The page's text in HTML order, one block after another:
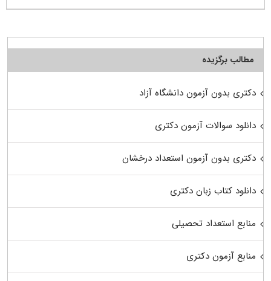
مطالب برگزیده
دکتری بدون آزمون دانشگاه آزاد
دانلود سوالات آزمون دکتری
دکتری بدون آزمون استعداد درخشان
دانلود کتاب زبان دکتری
منابع استعداد تحصیلی
منابع آزمون دکتری